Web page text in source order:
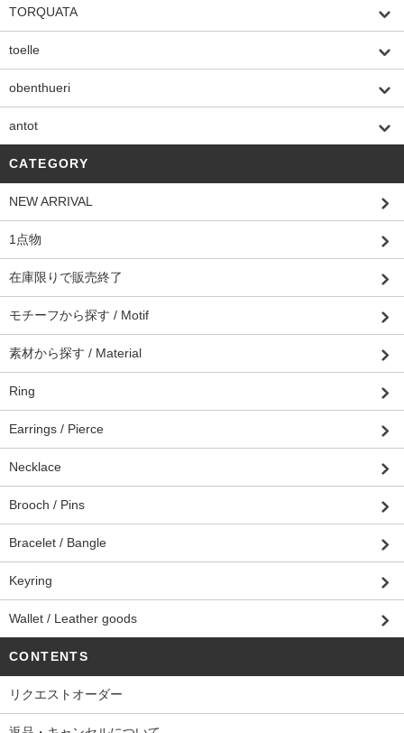
TORQUATA
toelle
obenthueri
antot
CATEGORY
NEW ARRIVAL
1点物
在庫限りで販売終了
モチーフから探す / Motif
素材から探す / Material
Ring
Earrings / Pierce
Necklace
Brooch / Pins
Bracelet / Bangle
Keyring
Wallet / Leather goods
CONTENTS
リクエストオーダー